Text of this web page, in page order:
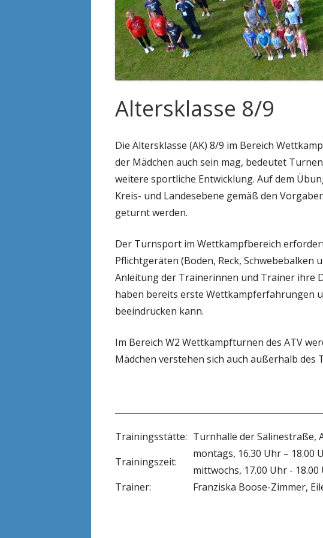
Altersklasse 8/9
Die Altersklasse (AK) 8/9 im Bereich
der Mädchen auch sein mag, bedeutet
weitere sportliche Entwicklung. Auf dem
Kreis- und Landesebene gemäß den
geturnt werden.
Der Turnsport im Wettkampfbereich
Pflichtgeräten (Boden, Reck,
Anleitung der Trainerinnen und Trainer ihre
haben bereits erste Wettkampferfahrungen
beeindrucken kann.
Im Bereich W2 Wettkampfturnen des ATV
Mädchen verstehen sich auch außerhalb
Trainingsstätte: Turnhalle der Salinestraße,
Trainingszeit:
montags, 16.30 Uhr – 18.00
mittwochs, 17.00 Uhr - 18.00
Trainer:
Franziska Boose-Zimmer,